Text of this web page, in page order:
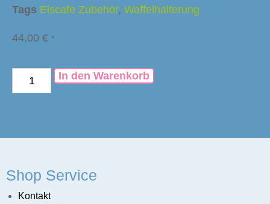
Tags Eiscafe Zubehör, Waffelhalterung
44,00 € *
In den Warenkorb
Shop Service
Kontakt